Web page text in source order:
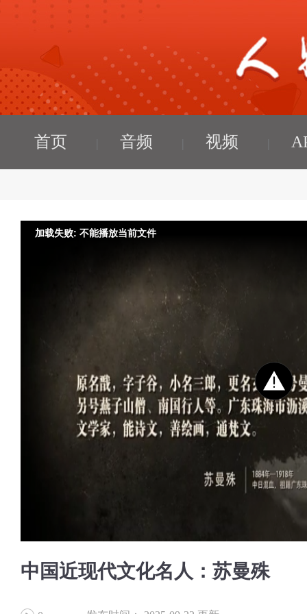
首页 音频 视频
加载失败: 不能播放当前文件
中国近现代文化名人：苏曼殊